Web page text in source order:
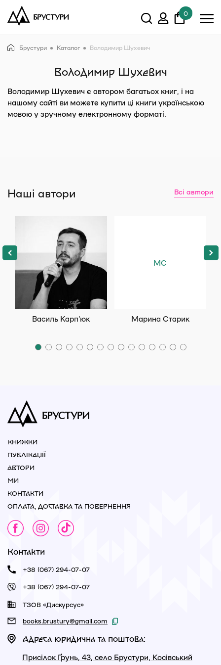
0
Брустури Каталог Володимир Шухевич
Володимир Шухевич
Володимир Шухевич є автором багатьох книг, і на
нашому сайті ви можете купити ці книги українською
мовою у зручному електронному форматі.
Наші автори Всі автори
Василь Карп'юк
МС
Марина Старик
КНИЖКИ
ПУБЛІКАЦІЇ
АВТОРИ
МИ
КОНТАКТИ
ОПЛАТА, ДОСТАВКА ТА ПОВЕРНЕННЯ
Контакти
+38 (067) 294-07-07
+38 (067) 294-07-07
ТЗОВ «Дискурсус»
books.brustury@gmail.com
Адреса юридична та поштова:
Присілок Ґрунь, 43, село Брустури, Косівський